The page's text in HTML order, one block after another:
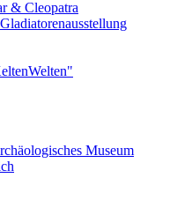
& Cleopatra
Museum